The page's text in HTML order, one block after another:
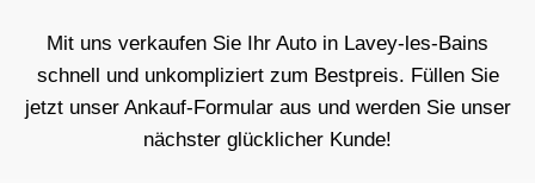
Mit uns verkaufen Sie Ihr Auto in Lavey-les-Bains
schnell und unkompliziert zum Bestpreis. Füllen Sie
jetzt unser Ankauf-Formular aus und werden Sie unser
nächster glücklicher Kunde!